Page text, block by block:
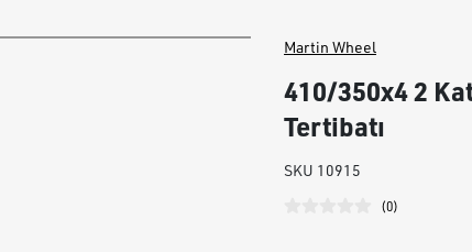
Martin Wheel
410/350x4 2
Tertibatı
SKU 10915
(0)